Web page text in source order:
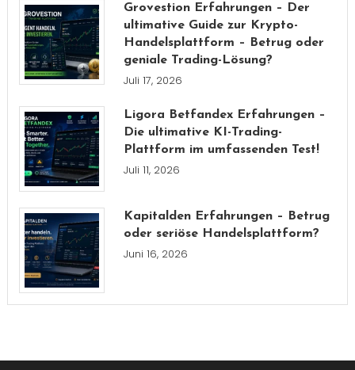
Grovestion Erfahrungen – Der
ultimative Guide zur Krypto-
Handelsplattform – Betrug oder
geniale Trading-Lösung?
Juli 17, 2026
Ligora Betfandex Erfahrungen –
Die ultimative KI-Trading-
Plattform im umfassenden Test!
Juli 11, 2026
Kapitalden Erfahrungen – Betrug
oder seriöse Handelsplattform?
Juni 16, 2026